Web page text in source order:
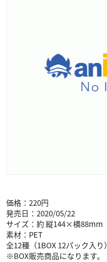
価格：220円
発売日：2020/05/22
サイズ：約 縦144×横88mm
素材：PET
全12種（1BOX 12パック入り）
※BOX販売商品になります。